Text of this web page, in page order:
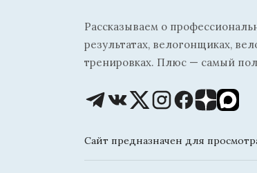
Рассказываем о
результатах, велогонщиках,
тренировках. Плюс — самый
Сайт предназначен для